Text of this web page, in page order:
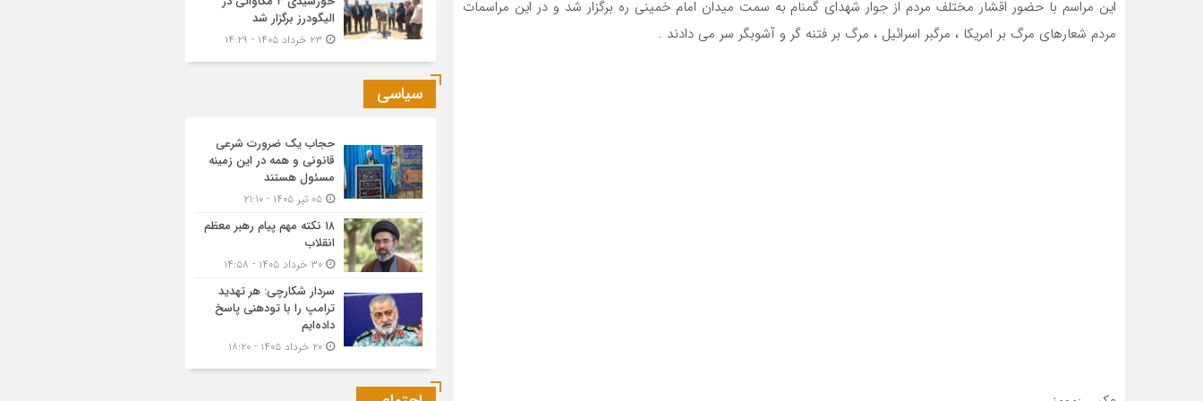
این مراسم با حضور اقشار مختلف مردم از جوار شهدای گمنام به سمت میدان امام خمینی ره برگزار شد و در این مراسمات
مردم شعارهای مرگ بر امریکا ، مرگبر اسرائیل ، مرگ بر فتنه گر و آشوبگر سر می دادند .
الیگودرز برگزار شد
سیاسی
حجاب یک ضرورت شرعی
قانونی و همه در این زمینه
مسئول هستند
۱۸ نکته مهم پیام رهبر معظم
انقلاب
سردار شکارچی: هر تهدید
ترامپ را با تودهنی پاسخ
داده‌ایم